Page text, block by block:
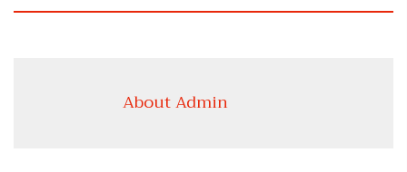
About Admin